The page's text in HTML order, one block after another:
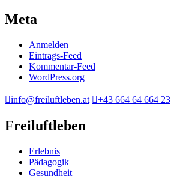
Meta
Anmelden
Eintrags-Feed
Kommentar-Feed
WordPress.org
info@freiluftleben.at +43 664 64 664 23
Freiluftleben
Erlebnis
Pädagogik
Gesundheit